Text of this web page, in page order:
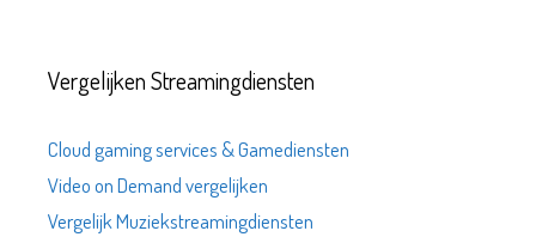
Vergelijken Streamingdiensten
Cloud gaming services & Gamediensten
Video on Demand vergelijken
Vergelijk Muziekstreamingdiensten